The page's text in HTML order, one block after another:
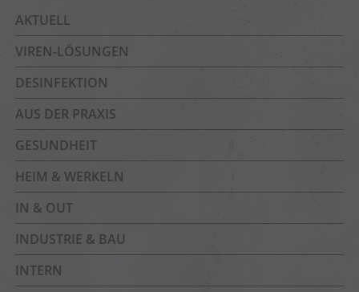
AKTUELL
VIREN-LÖSUNGEN
DESINFEKTION
AUS DER PRAXIS
GESUNDHEIT
HEIM & WERKELN
IN & OUT
INDUSTRIE & BAU
INTERN